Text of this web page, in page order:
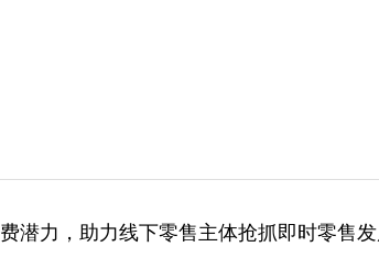
潜力，助力线下零售主体抢抓即时零售